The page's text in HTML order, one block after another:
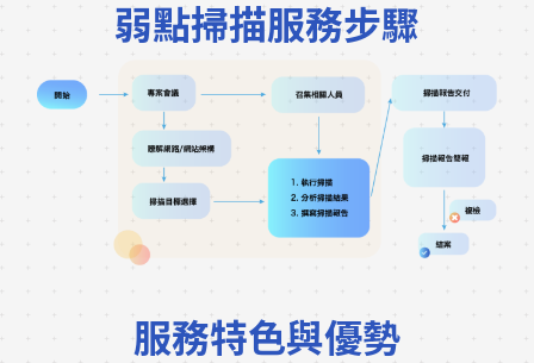
弱點掃描服務步驟
服務特色與優勢